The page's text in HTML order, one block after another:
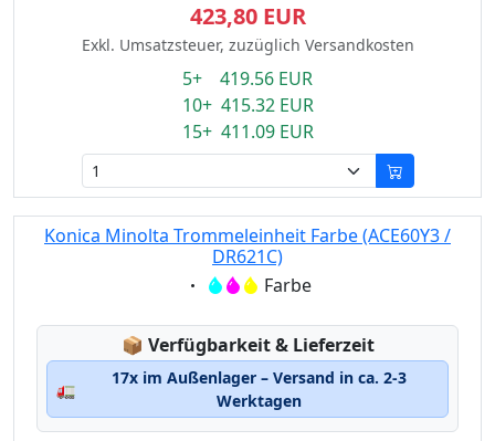
423,80 EUR
Exkl. Umsatzsteuer, zuzüglich Versandkosten
5+ 419.56 EUR
10+ 415.32 EUR
15+ 411.09 EUR
Konica Minolta Trommeleinheit Farbe (ACE60Y3 /
DR621C)
Eigenschaft:Farbe
📦 Lagerstatus:
Verfügbarkeit & Lieferzeit
🚛
17x im Außenlager – Versand in ca. 2-3
Werktagen